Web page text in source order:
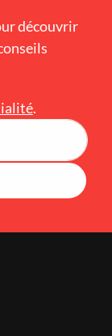
découvrir
.